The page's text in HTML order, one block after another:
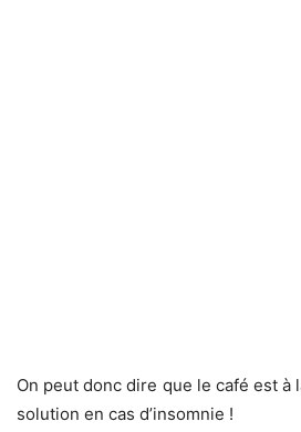
On peut donc dire que le café est à
solution en cas d’insomnie !